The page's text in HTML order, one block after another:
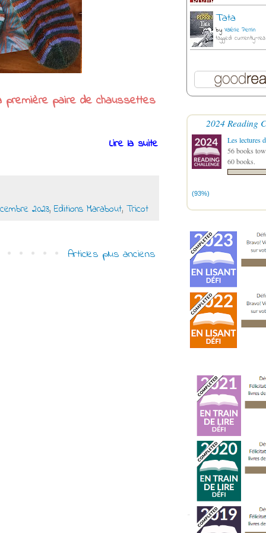
première paire de chaussettes
Lire la suite
2023, Editions Marabout, Tricot
Articles plus anciens
Tata
by Valérie Perrin
tagged: currently-
2024 Reading
Les lectures
56 books
60 books.
(93%)